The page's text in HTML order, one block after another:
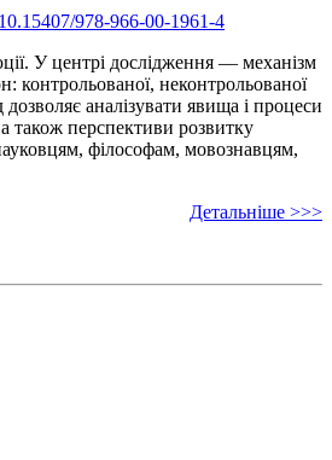
978-966-00-1961-4
У центрі дослідження — механізм
контрольованої, неконтрольованої
аналізувати явища і процеси
а також перспективи розвитку
філософам, мовознавцям,
Детальніше >>>